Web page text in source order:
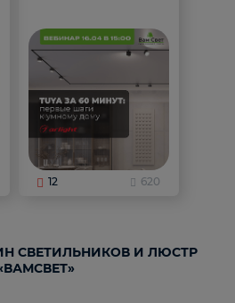
12 620
СВЕТИЛЬНИКОВ И ЛЮСТР